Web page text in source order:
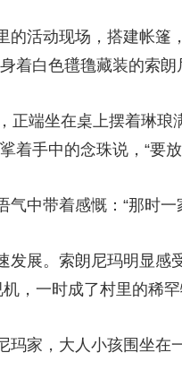
奥会 CBA NBA 中超
体育江湖 文化体育 冰雪
央博 非遗 文化
云起 超级工厂 智敬中国
热播榜 总台企业白名单
动现场，搭建帐篷，
着白色氆氇藏装的索
坐在桌上摆着琳琅满
着手中的念珠说，“要
带着感慨：“那时一
。索朗尼玛明显感
，一时成了村里的稀罕
，大人小孩围坐在一